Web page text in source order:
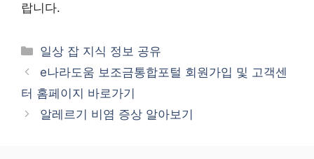
랍니다.
카
테
리
일상 잡 지식 정보 공유
e나라도움 보조금통합포털 회원가입 및 고객센
터 홈페이지 바로가기
알레르기 비염 증상 알아보기